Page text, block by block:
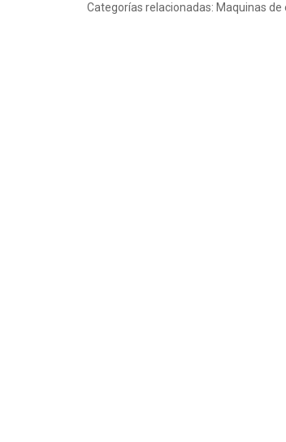
Categorías relacionadas: Maquinas